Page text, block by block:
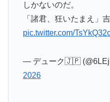
しかないのだ。
「諸君、狂いたまえ」
pic.twitter.com/
— デューク🇯🇵
2026